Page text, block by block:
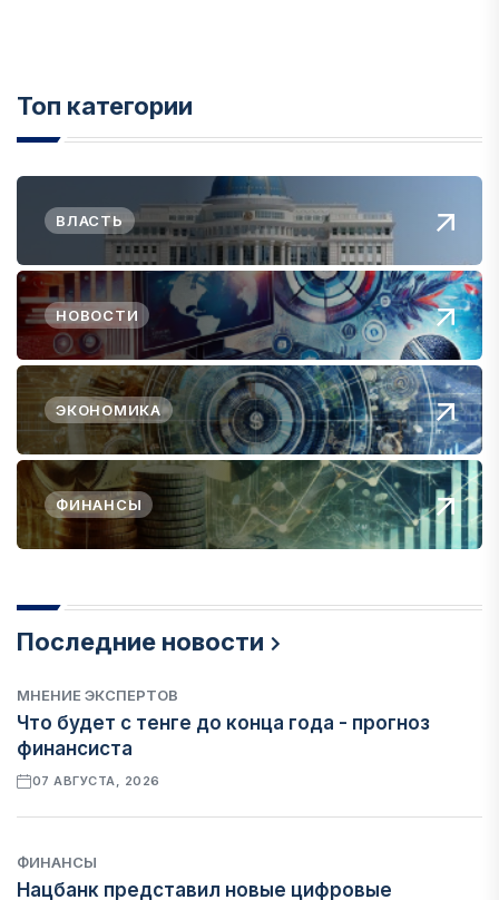
Топ категории
ВЛАСТЬ
НОВОСТИ
ЭКОНОМИКА
ФИНАНСЫ
Последние новости
МНЕНИЕ ЭКСПЕРТОВ
Что будет с тенге до конца года - прогноз
финансиста
07 АВГУСТА, 2026
ФИНАНСЫ
Нацбанк представил новые цифровые